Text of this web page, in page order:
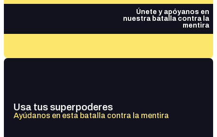
Únete y apóyanos en
nuestra batalla contra la
mentira
Usa tus superpoderes
Ayúdanos en esta batalla contra la mentira